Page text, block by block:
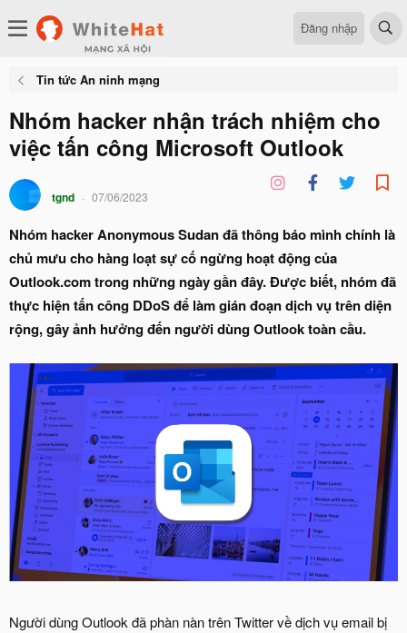
Đăng nhập
Tin tức An ninh mạng
Nhóm hacker nhận trách nhiệm cho
việc tấn công Microsoft Outlook
tgnd 07/06/2023
Nhóm hacker Anonymous Sudan đã thông báo mình chính là
chủ mưu cho hàng loạt sự cố ngừng hoạt động của
Outlook.com trong những ngày gần đây. Được biết, nhóm đã
thực hiện tấn công DDoS để làm gián đoạn dịch vụ trên diện
rộng, gây ảnh hưởng đến người dùng Outlook toàn cầu.
Người dùng Outlook đã phàn nàn trên Twitter về dịch vụ email bị